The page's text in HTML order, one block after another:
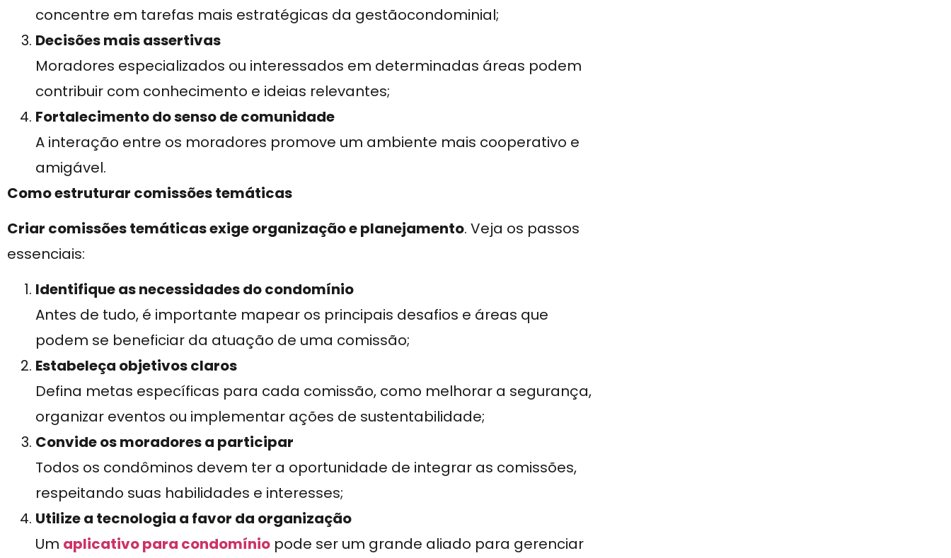
concentre em tarefas mais estratégicas da gestãocondominial;
Decisões mais assertivas
Moradores especializados ou interessados em determinadas áreas podem
contribuir com conhecimento e ideias relevantes;
Fortalecimento do senso de comunidade
A interação entre os moradores promove um ambiente mais cooperativo e
amigável.
Como estruturar comissões temáticas
Criar comissões temáticas exige organização e planejamento. Veja os passos
essenciais:
Identifique as necessidades do condomínio
Antes de tudo, é importante mapear os principais desafios e áreas que
podem se beneficiar da atuação de uma comissão;
Estabeleça objetivos claros
Defina metas específicas para cada comissão, como melhorar a segurança,
organizar eventos ou implementar ações de sustentabilidade;
Convide os moradores a participar
Todos os condôminos devem ter a oportunidade de integrar as comissões,
respeitando suas habilidades e interesses;
Utilize a tecnologia a favor da organização
Um aplicativo para condomínio pode ser um grande aliado para gerenciar